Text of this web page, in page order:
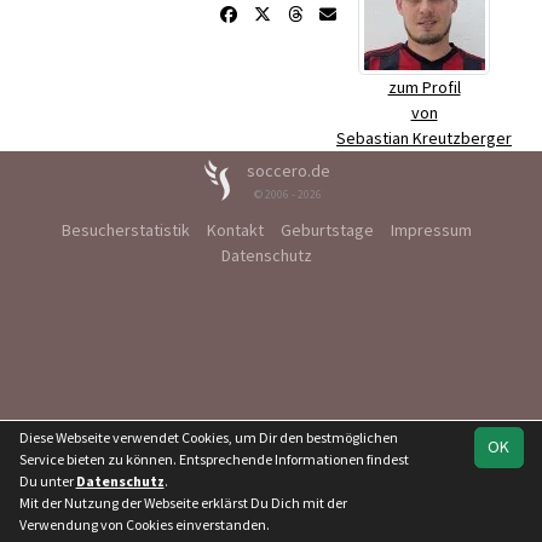
zum Profil
von
Sebastian Kreutzberger
soccero.de
© 2006 - 2026
Besucherstatistik Kontakt Geburtstage
Impressum
Datenschutz
OK
Diese Webseite verwendet Cookies, um Dir den bestmöglichen
Service bieten zu können. Entsprechende Informationen findest
Du unter Datenschutz.
Mit der Nutzung der Webseite erklärst Du Dich mit der
Verwendung von Cookies einverstanden.